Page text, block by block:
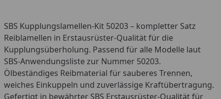
SBS Kupplungslamellen-Kit 50203 – kompletter Satz
Reiblamellen in Erstausrüster-Qualität für die
Kupplungsüberholung. Passend für alle Modelle laut
SBS-Anwendungsliste zur Nummer 50203.
Ölbeständiges Reibmaterial für sauberes Trennen,
weiches Einkuppeln und zuverlässige Kraftübertragung.
Gefertigt in bewährter SBS Erstausrüster-Qualität für